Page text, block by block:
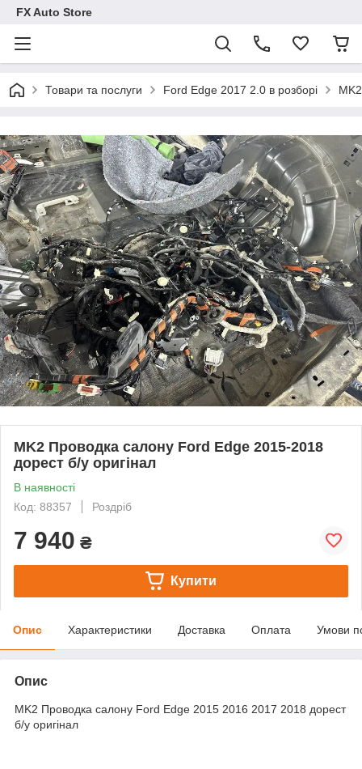
FX Auto Store
Товари та послуги Ford Edge 2017 2.0 в розборі
MK2 Проводка салону Ford Edge 2015-2018
дорест б/у оригінал
В наявності
Код: 88357
Роздріб
7 940 ₴
Купити
Опис Характеристики Доставка Оплата Умови
Опис
MK2 Проводка салону Ford Edge 2015 2016 2017 2018 дорест
б/у оригінал